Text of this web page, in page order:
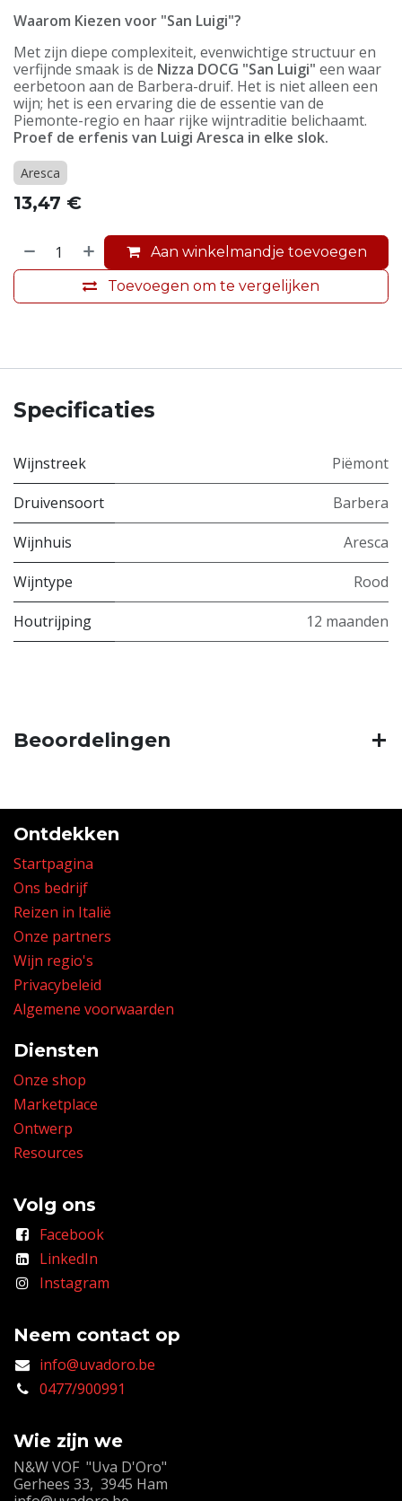
Waarom Kiezen voor "San Luigi"?
Met zijn diepe complexiteit, evenwichtige structuur en
verfijnde smaak is de Nizza DOCG "San Luigi" een waar
eerbetoon aan de Barbera-druif. Het is niet alleen een
wijn; het is een ervaring die de essentie van de
Piemonte-regio en haar rijke wijntraditie belichaamt.
Proef de erfenis van Luigi Aresca in elke slok.
Aresca
13,47 €
Aan winkelmandje toevoegen
Toevoegen om te vergelijken
Specificaties
Wijnstreek
Piëmont
Druivensoort
Barbera
Wijnhuis
Aresca
Wijntype
Rood
Houtrijping
12 maanden
Beoordelingen
Ontdekken
Startpagina
Ons bedrijf
Reizen in Italië
Onze partners
Wijn regio's
Privacybeleid
Algemene voorwaarden
Diensten
Onze shop
Marketplace
Ontwerp
Resources
Volg ons
Facebook
LinkedIn
Instagram
Neem contact op
info@uvadoro.be
0477/900991
Wie zijn we
N&W VOF "Uva D'Oro"
Gerhees 33, 3945 Ham